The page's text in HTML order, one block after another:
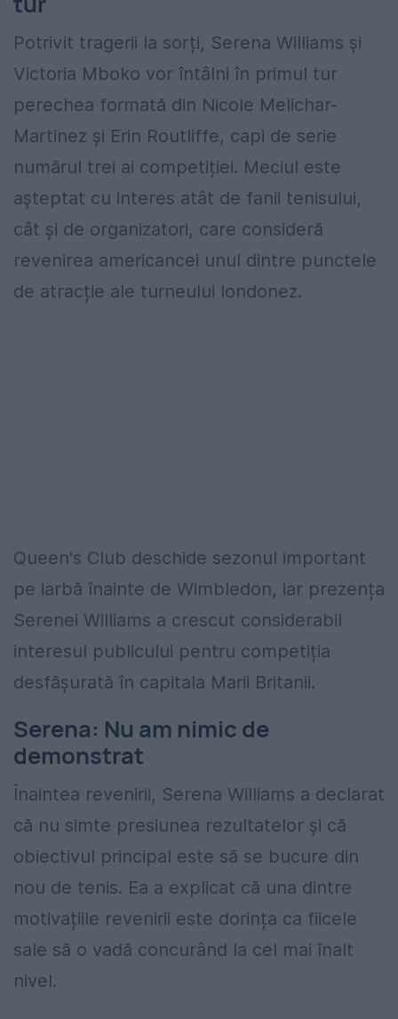
Potrivit tragerii la sorți, Serena Williams și
Victoria Mboko vor întâlni în primul tur
perechea formată din Nicole Melichar-
Martinez și Erin Routliffe, capi de serie
numărul trei ai competiției. Meciul este
așteptat cu interes atât de fanii tenisului,
cât și de organizatori, care consideră
revenirea americancei unul dintre punctele
de atracție ale turneului londonez.
Queen's Club deschide sezonul important
pe iarbă înainte de Wimbledon, iar prezența
Serenei Williams a crescut considerabil
interesul publicului pentru competiția
desfășurată în capitala Marii Britanii.
Serena: Nu am nimic de
demonstrat
Înaintea revenirii, Serena Williams a declarat
că nu simte presiunea rezultatelor și că
obiectivul principal este să se bucure din
nou de tenis. Ea a explicat că una dintre
motivațiile revenirii este dorința ca fiicele
sale să o vadă concurând la cel mai înalt
nivel.